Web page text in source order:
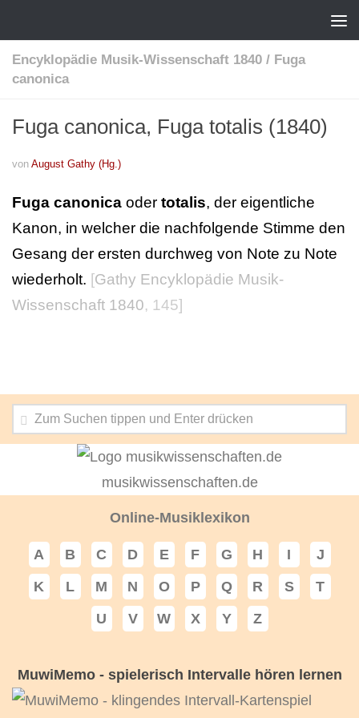
Encyklopädie Musik-Wissenschaft 1840 / Fuga
canonica
Fuga canonica, Fuga totalis (1840)
von August Gathy (Hg.)
Fuga canonica oder totalis, der eigentliche
Kanon, in welcher die nachfolgende Stimme den
Gesang der ersten durchweg von Note zu Note
wiederholt. [Gathy Encyklopädie Musik-
Wissenschaft 1840, 145]
musikwissenschaften.de
Online-Musiklexikon
A B C D E F G H I
J
K
L M N O P Q R S
T
U
V W X Y Z
MuwiMemo - spielerisch Intervalle hören lernen